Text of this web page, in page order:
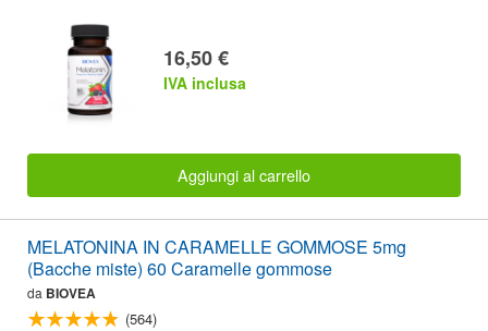
16,50 €
IVA inclusa
Aggiungi al carrello
MELATONINA IN CARAMELLE GOMMOSE 5mg
(Bacche miste) 60 Caramelle gommose
da BIOVEA
(564)